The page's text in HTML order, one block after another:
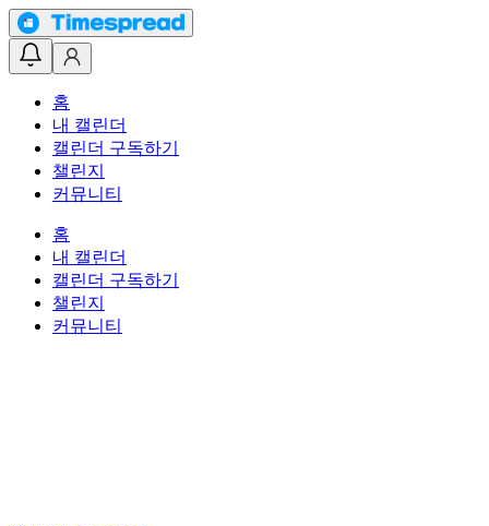
홈
내 캘린더
캘린더 구독하기
챌린지
커뮤니티
홈
내 캘린더
캘린더 구독하기
챌린지
커뮤니티